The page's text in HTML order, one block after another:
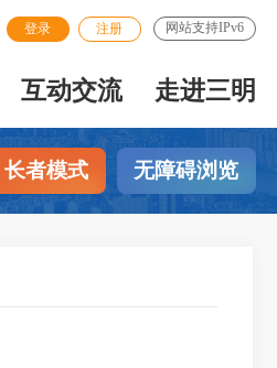
登录 注册 网站支持IPv6
互动交流 走进三明
长者模式 无障碍浏览